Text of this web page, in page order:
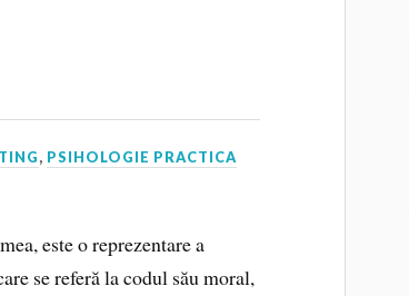
, PSIHOLOGIE PRACTICA
este o reprezentare a
se referă la codul său moral,